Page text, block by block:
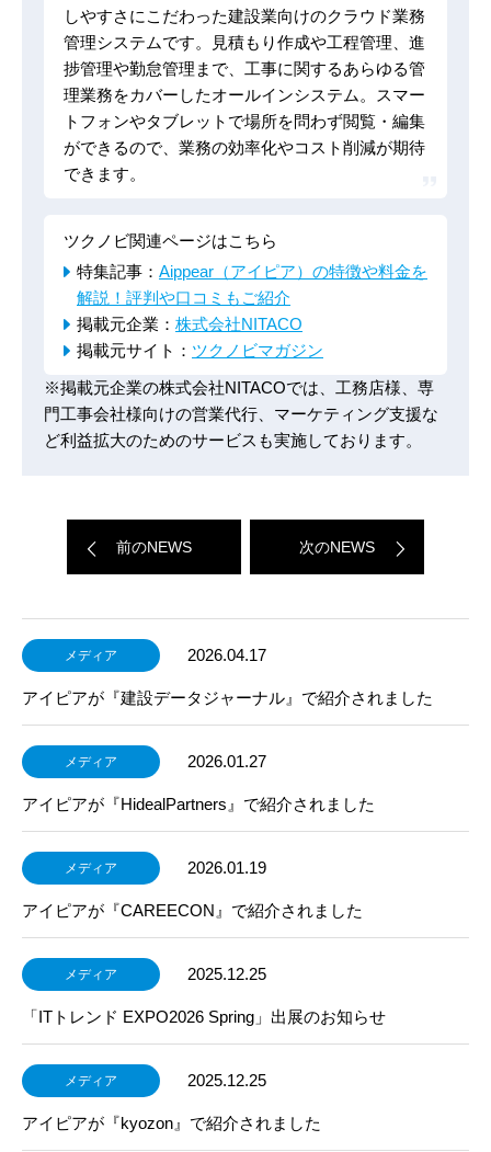
しやすさにこだわった建設業向けのクラウド業務
管理システムです。見積もり作成や工程管理、進
捗管理や勤怠管理まで、工事に関するあらゆる管
理業務をカバーしたオールインシステム。スマー
トフォンやタブレットで場所を問わず閲覧・編集
ができるので、業務の効率化やコスト削減が期待
できます。
ツクノビ関連ページはこちら
特集記事： Aippear（アイピア）の特徴や料金を
解説！評判や口コミもご紹介
掲載元企業： 株式会社NITACO
掲載元サイト： ツクノビマガジン
※掲載元企業の株式会社NITACOでは、工務店様、専
門工事会社様向けの営業代行、マーケティング支援な
ど利益拡大のためのサービスも実施しております。
前のNEWS 次のNEWS
メディア 2026.04.17
アイピアが『建設データジャーナル』で紹介されました
メディア 2026.01.27
アイピアが『HidealPartners』で紹介されました
メディア 2026.01.19
アイピアが『CAREECON』で紹介されました
メディア 2025.12.25
「ITトレンド EXPO2026 Spring」出展のお知らせ
メディア 2025.12.25
アイピアが『kyozon』で紹介されました